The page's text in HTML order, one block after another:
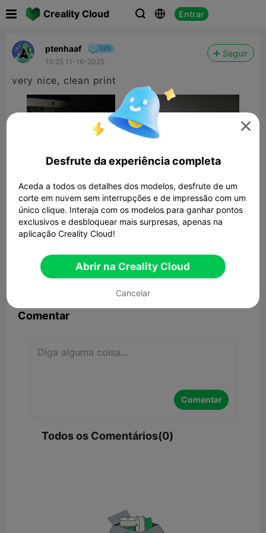
Creality Cloud   Entrar
ptenhaaf
10:25 11-16-2025
Seguir
very nice, clean print
Small Desk Vice

Comentar
Comentar
Todos os Comentários(0)

Desfrute da experiência completa
Aceda a todos os detalhes dos modelos, desfrute de um
corte em nuvem sem interrupções e de impressão com um
único clique. Interaja com os modelos para ganhar pontos
exclusivos e desbloquear mais surpresas, apenas na
aplicação Creality Cloud!
Abrir na Creality Cloud
Cancelar